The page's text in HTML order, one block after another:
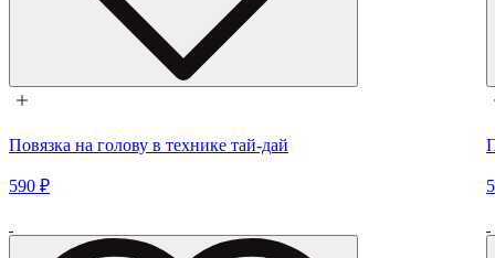
Повязка на голову в технике тай-дай
590 ₽